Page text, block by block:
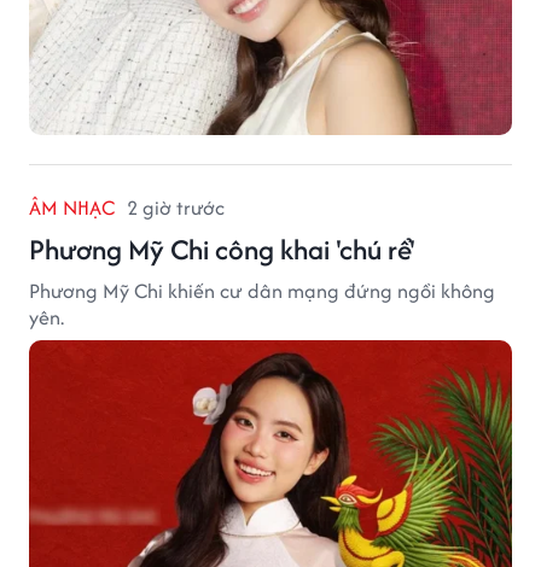
ÂM NHẠC 2 giờ trước
Phương Mỹ Chi công khai 'chú rể'
Phương Mỹ Chi khiến cư dân mạng đứng ngồi không
yên.